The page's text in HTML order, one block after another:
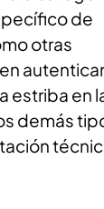
de
otras
estriba en
demás